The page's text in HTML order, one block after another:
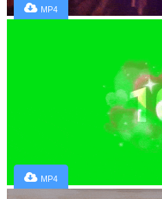
MP4
MP4